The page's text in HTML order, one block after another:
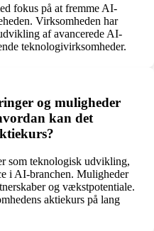
fokus på at fremme AI-
Virksomheden har
af avancerede AI-
teknologivirksomheder.
og muligheder
kan det
som teknologisk udvikling,
i AI-branchen. Muligheder
og vækstpotentiale.
aktiekurs på lang